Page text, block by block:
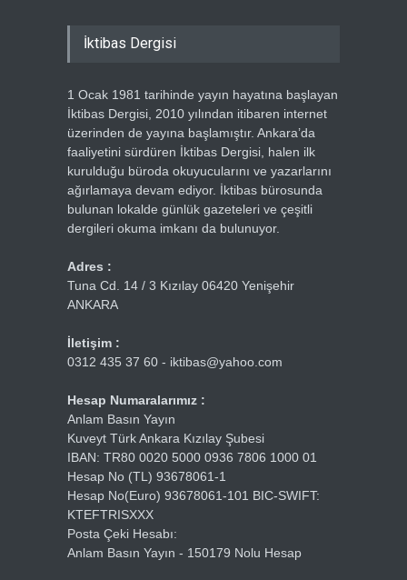
İktibas Dergisi
1 Ocak 1981 tarihinde yayın hayatına başlayan
İktibas Dergisi, 2010 yılından itibaren internet
üzerinden de yayına başlamıştır. Ankara’da
faaliyetini sürdüren İktibas Dergisi, halen ilk
kurulduğu büroda okuyucularını ve yazarlarını
ağırlamaya devam ediyor. İktibas bürosunda
bulunan lokalde günlük gazeteleri ve çeşitli
dergileri okuma imkanı da bulunuyor.
Adres :
Tuna Cd. 14 / 3 Kızılay 06420 Yenişehir
ANKARA
İletişim :
0312 435 37 60 - iktibas@yahoo.com
Hesap Numaralarımız :
Anlam Basın Yayın
Kuveyt Türk Ankara Kızılay Şubesi
IBAN: TR80 0020 5000 0936 7806 1000 01
Hesap No (TL) 93678061-1
Hesap No(Euro) 93678061-101 BIC-SWIFT:
KTEFTRISXXX
Posta Çeki Hesabı:
Anlam Basın Yayın - 150179 Nolu Hesap